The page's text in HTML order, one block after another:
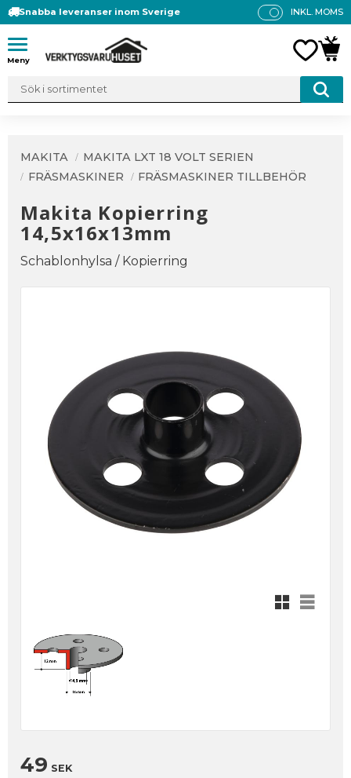
Meny
Snabba leveranser inom Sverige
P
S
INKL. MOMS
MAKITA
MAKITA LXT 18 VOLT SERIEN
FRÄSMASKINER
FRÄSMASKINER TILLBEHÖR
Makita Kopierring
14,5x16x13mm
Schablonhylsa / Kopierring
Rutnätsvy
Listvy
49 SEK